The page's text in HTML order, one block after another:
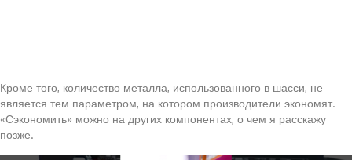
Кроме того, количество металла, использованного в шасси, не
является тем параметром, на котором производители экономят.
«Сэкономить» можно на других компонентах, о чем я расскажу
позже.